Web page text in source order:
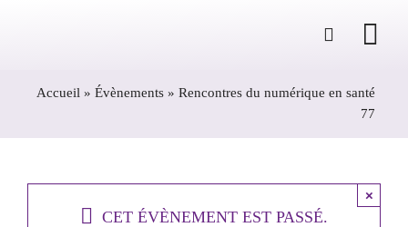
Accueil »Évènements »Rencontres du numérique en santé
77
CET ÉVÈNEMENT EST PASSÉ.
×